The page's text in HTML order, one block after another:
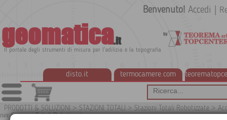
geomatica.it
Il portale degli strumenti di misura per l'edilizia e la topografia
disto.it termocamere.com
Benvenuto! Accedi
PRODOTTI & SOLUZIONI > STAZIONI TOTALI > Stazioni Totali Robotizzate >
per Stazioni Totali Robotizzate